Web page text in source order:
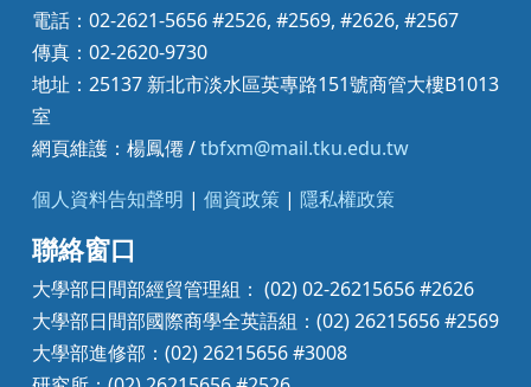
電話：02-2621-5656 #2526, #2569, #2626, #2567
傳真：02-2620-9730
地址：25137 新北市淡水區英專路151號商管大樓B1013
室
網頁維護：楊鳳僊 /tbfxm@mail.tku.edu.tw
個人資料告知聲明 | 個資政策 | 隱私權政策
聯絡窗口
大學部日間部經貿管理組： (02) 02-26215656 #2626
大學部日間部國際商學全英語組：(02) 26215656 #2569
大學部進修部：(02) 26215656 #3008